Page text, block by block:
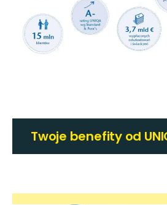
Twoje benefity od